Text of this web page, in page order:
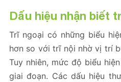
Dấu hiệu nhận biết
Trĩ ngoại có những biểu
hơn so với trĩ nội nhờ vị trí
Tuy nhiên, mức độ biểu
giai đoạn. Các dấu hiệu